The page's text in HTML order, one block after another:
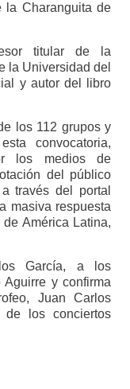
la Charanguita de
titular de la
la Universidad del
y autor del libro
los 112 grupos y
convocatoria,
los medios de
del público
través del portal
masiva respuesta
América Latina,
García, a los
y confirma
Juan Carlos
de los conciertos